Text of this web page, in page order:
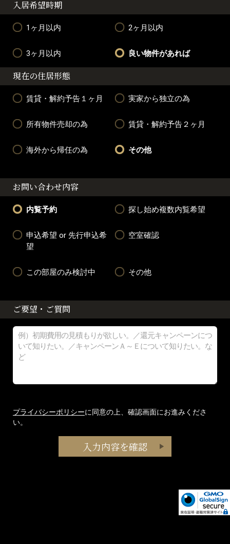
入居希望時期
1ヶ月以内 2ヶ月以内
3ヶ月以内 良い物件があれば
現在の住居形態
賃貸・解約予告１ヶ月 実家から独立の為
所有物件売却の為 賃貸・解約予告２ヶ月
海外から帰任の為 その他
お問い合わせ内容
内覧予約 探し始め複数内覧希望
申込希望 or 先行申込希
望
空室確認
この部屋のみ検討中 その他
ご要望・ご質問
プライバシーポリシーに同意の上、確認画面にお進みくださ
い。